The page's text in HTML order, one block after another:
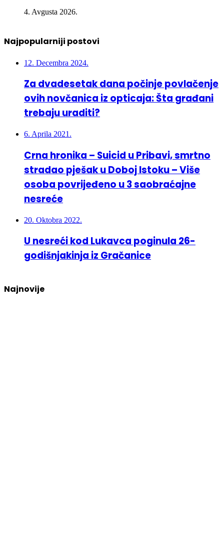
4. Avgusta 2026.
Najpopularniji postovi
12. Decembra 2024.
Za dvadesetak dana počinje povlačenje
ovih novčanica iz opticaja: Šta građani
trebaju uraditi?
6. Aprila 2021.
Crna hronika – Suicid u Pribavi, smrtno
stradao pješak u Doboj Istoku – Više
osoba povrijeđeno u 3 saobraćajne
nesreće
20. Oktobra 2022.
U nesreći kod Lukavca poginula 26-
godišnjakinja iz Gračanice
Najnovije